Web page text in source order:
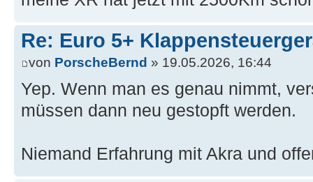
Re: Euro 5+
von PorscheBernd » 19.05.2026, 16:44
Yep. Wenn man es genau nimmt,
müssen dann neu gestopft werden.
Niemand Erfahrung mit Akra und